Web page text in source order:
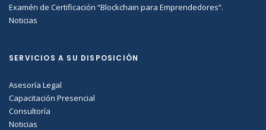
Examén de Certificación “Blockchain para Emprendedores”.
Noticias
SERVICIOS A SU DISPOSICIÓN
Asesoría Legal
Capacitación Presencial
Consultoría
Noticias